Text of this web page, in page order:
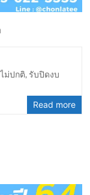
ม่ปกติ, รับปิดงบ
Read more